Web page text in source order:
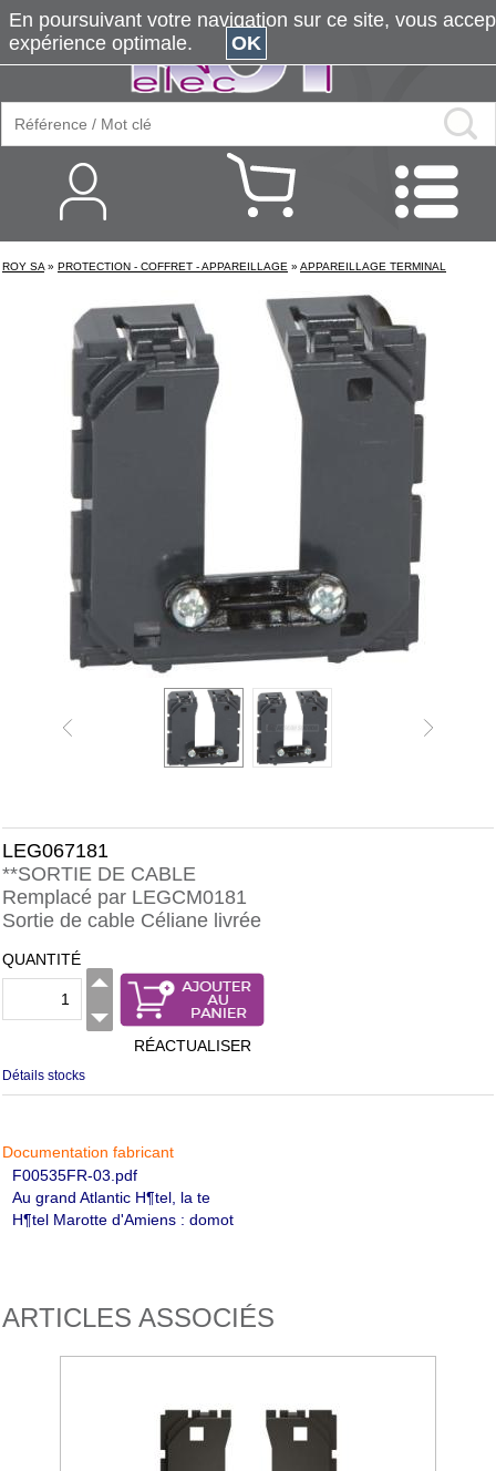
ROY SA » PROTECTION - COFFRET - APPAREILLAGE » APPAREILLAGE TERMINAL
LEG067181
**SORTIE DE CABLE
Remplacé par LEGCM0181
Sortie de cable Céliane livrée
QUANTITÉ
RÉACTUALISER
Détails stocks
Documentation fabricant
F00535FR-03.pdf
Au grand Atlantic H¶tel, la te
H¶tel Marotte d'Amiens : domot
ARTICLES ASSOCIÉS
En poursuivant votre navigation sur ce site, vous
expérience optimale.
OK